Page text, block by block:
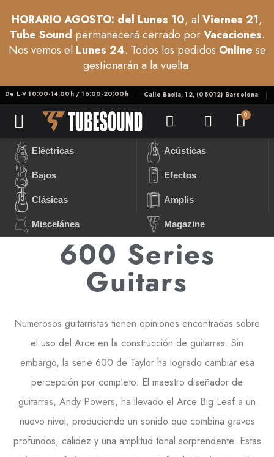
HORARIO AGOSTO: del Lunes 10, alViernes 21,
Tube Sound permanecerá cerrado porVacaciones.
Nos vemos el Lunes 24. Todos los pedidos Online se
gestionarán a la vuelta.
De L-V 10:00-14:00h / 16:00-20:00h Calle Badia, 12, (08012) Barcelona
Eléctricas Acústicas
Bajos Efectos
Clásicas Amplis
Miscelánea Magazine
600 Series
Guitars
Numerosos guitarristas tienen opiniones encontradas sobre
el uso del Arce en la construcción de guitarras. Sin
embargo, la serie 600 de Taylor ha logrado cambiar esa
percepción por completo. El maestro diseñador de
guitarras, Andy Powers, ha llevado el Arce Big Leaf a un
nuevo nivel, produciendo un sonido que combina graves
profundos, calidez y una amplitud tonal sorprendente. Estas